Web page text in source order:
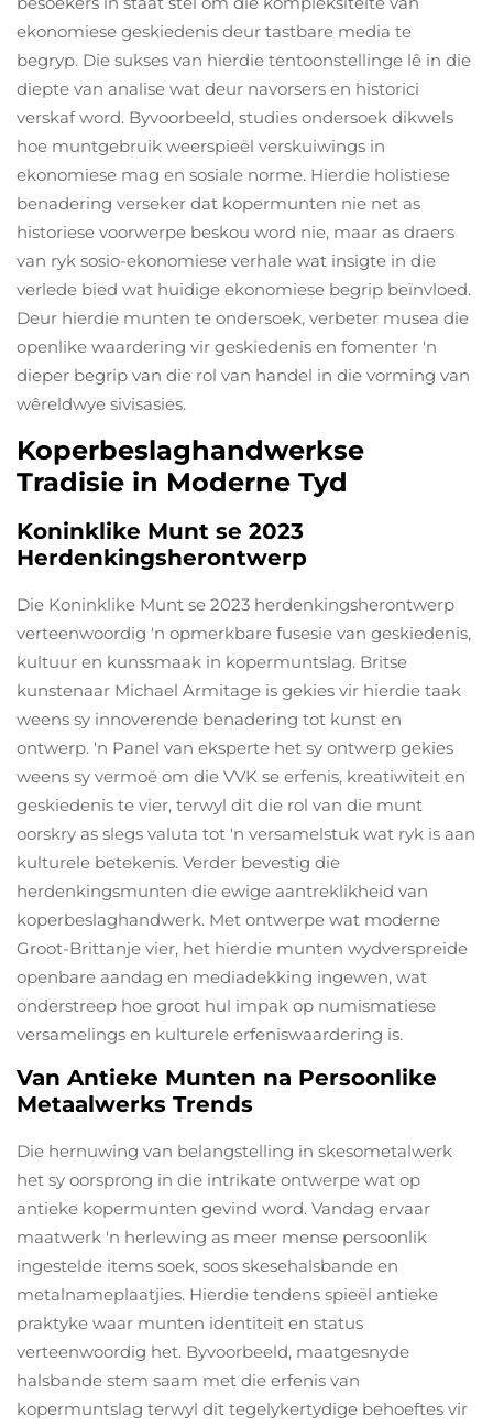
ekonomiese geskiedenis deur tastbare media te
begryp. Die sukses van hierdie tentoonstellinge lê in die
diepte van analise wat deur navorsers en historici
verskaf word. Byvoorbeeld, studies ondersoek dikwels
hoe muntgebruik weerspieël verskuiwings in
ekonomiese mag en sosiale norme. Hierdie holistiese
benadering verseker dat kopermunten nie net as
historiese voorwerpe beskou word nie, maar as draers
van ryk sosio-ekonomiese verhale wat insigte in die
verlede bied wat huidige ekonomiese begrip beïnvloed.
Deur hierdie munten te ondersoek, verbeter musea die
openlike waardering vir geskiedenis en fomenter 'n
dieper begrip van die rol van handel in die vorming van
wêreldwye sivisasies.
Koperbeslaghandwerkse
Tradisie in Moderne Tyd
Koninklike Munt se 2023
Herdenkingsherontwerp
Die Koninklike Munt se 2023 herdenkingsherontwerp
verteenwoordig 'n opmerkbare fusesie van geskiedenis,
kultuur en kunssmaak in kopermuntslag. Britse
kunstenaar Michael Armitage is gekies vir hierdie taak
weens sy innoverende benadering tot kunst en
ontwerp. 'n Panel van eksperte het sy ontwerp gekies
weens sy vermoë om die VVK se erfenis, kreatiwiteit en
geskiedenis te vier, terwyl dit die rol van die munt
oorskry as slegs valuta tot 'n versamelstuk wat ryk is aan
kulturele betekenis. Verder bevestig die
herdenkingsmunten die ewige aantreklikheid van
koperbeslaghandwerk. Met ontwerpe wat moderne
Groot-Brittanje vier, het hierdie munten wydverspreide
openbare aandag en mediadekking ingewen, wat
onderstreep hoe groot hul impak op numismatiese
versamelings en kulturele erfeniswaardering is.
Van Antieke Munten na Persoonlike
Metaalwerks Trends
Die hernuwing van belangstelling in skesometalwerk
het sy oorsprong in die intrikate ontwerpe wat op
antieke kopermunten gevind word. Vandag ervaar
maatwerk 'n herlewing as meer mense persoonlik
ingestelde items soek, soos skesehalsbande en
metalnameplaatjies. Hierdie tendens spieël antieke
praktyke waar munten identiteit en status
verteenwoordig het. Byvoorbeeld, maatgesnyde
halsbande stem saam met die erfenis van
kopermuntslag terwyl dit tegelykertydige behoeftes vir